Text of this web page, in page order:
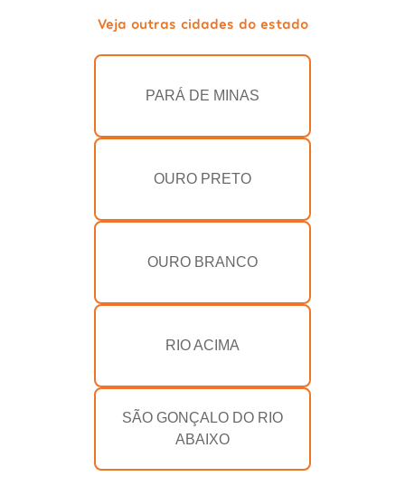
Veja outras cidades do estado
PARÁ DE MINAS
OURO PRETO
OURO BRANCO
RIO ACIMA
SÃO GONÇALO DO RIO
ABAIXO